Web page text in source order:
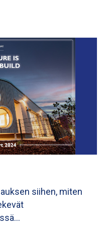
siihen, miten